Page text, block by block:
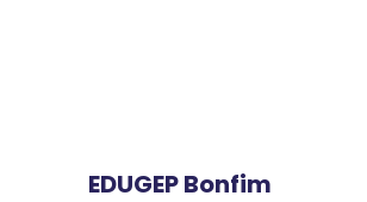
EDUGEP Bonfim